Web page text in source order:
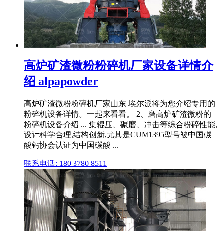
高炉矿渣微粉粉碎机厂家设备详情介
绍 alpapowder
高炉矿渣微粉粉碎机厂家山东 埃尔派将为您介绍专用的
粉碎机设备详情。一起来看看。 2、磨高炉矿渣微粉的
粉碎机设备介绍 ... 集辊压、碾磨、冲击等综合粉碎性能,
设计科学合理,结构创新,尤其是CUM1395型号被中国碳
酸钙协会认证为中国碳酸 ...
联系电话: 180 3780 8511